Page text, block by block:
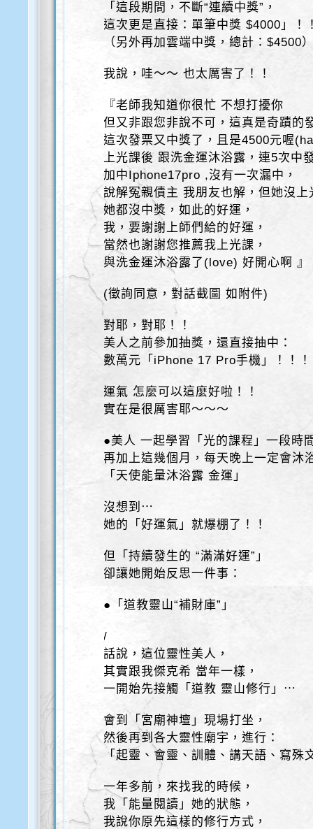
「這段期間，不斷“連續中獎”，
這次更是直接：單筆中獎 $4000」！
（另外再加雲端中獎，總計：$4500
我說，哇～～ 也太厲害了！！
『老師我知道你很忙 不想打擾你
但又非跟您非說不可，這真是奇蹟的
這次發票又中獎了，且是4500元喔
上光課後 跟洗金運沐浴露，連5次中
加中Iphone17pro ,沒有一次漏中，
說解冤親債主 我朋友也解，但她沒上
她都沒中獎，如此的好運，
我，要謝謝上師們給的好運，
當然也謝謝您推薦我上光課，
與洗金運沐浴露了(love) 好開心啊 』
(徵詢同意，對話截圖 如附件)
對耶，對耶！！
美人之前參加抽獎，還直接抽中：
數萬元「iPhone 17 Pro手機」！！！
運氣 怎麼可以這麼好啦！！
實在是很厲害耶～～～
●美人 一起學習「光的課程」一段時
再加上這幾個月，每天晚上一定會沐
「天使能量沐浴露 金運」
沒想到⋯
她的「好運氣」就爆棚了！！
但「持續發生的 “滿滿好運”」
卻讓她開始反思一件事：
●「道教靈山“補財庫”」
/
話說，這位靈性美人，
其實跟我傑克希 當年一樣，
一開始先接觸「道教 靈山修行」⋯
會到「宮廟神壇」現場打坐，
然後再到各大靈性廟宇，進行：
「起靈、會靈、訓體、講天語、寫
一年多前，來找我的時候，
我「能量閱讀」她的狀態，
我說你原先這樣的修行方式，